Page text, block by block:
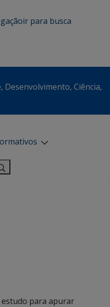
ir para busca
Desenvolvimento, Ciência,
estudo para apurar